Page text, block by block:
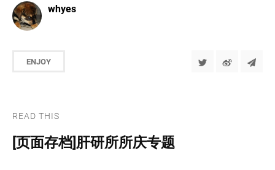
whyes
ENJOY
READ THIS
[页面存档]肝研所所庆专题